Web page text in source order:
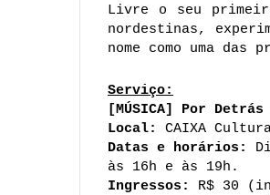
Livre o seu
nordestinas,
nome como uma das
Serviço:
[MÚSICA] Por
Local: CAIXA
Datas e horários:
às 16h e às 19h.
Ingressos: R$ 30